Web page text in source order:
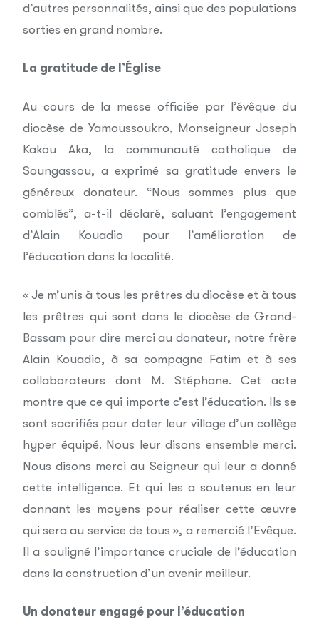
d’autres personnalités, ainsi que des populations
sorties en grand nombre.
La gratitude de l’Église
Au cours de la messe officiée par l’évêque du
diocèse de Yamoussoukro, Monseigneur Joseph
Kakou Aka, la communauté catholique de
Soungassou, a exprimé sa gratitude envers le
généreux donateur. “Nous sommes plus que
comblés”, a-t-il déclaré, saluant l’engagement
d’Alain Kouadio pour l’amélioration de
l’éducation dans la localité.
« Je m’unis à tous les prêtres du diocèse et à tous
les prêtres qui sont dans le diocèse de Grand-
Bassam pour dire merci au donateur, notre frère
Alain Kouadio, à sa compagne Fatim et à ses
collaborateurs dont M. Stéphane. Cet acte
montre que ce qui importe c’est l’éducation. Ils se
sont sacrifiés pour doter leur village d’un collège
hyper équipé. Nous leur disons ensemble merci.
Nous disons merci au Seigneur qui leur a donné
cette intelligence. Et qui les a soutenus en leur
donnant les moyens pour réaliser cette œuvre
qui sera au service de tous », a remercié l’Evêque.
Il a souligné l’importance cruciale de l’éducation
dans la construction d’un avenir meilleur.
Un donateur engagé pour l’éducation